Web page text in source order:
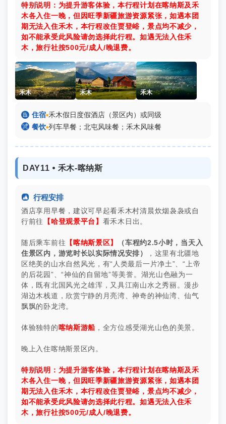
特别说明：为提升游客体验，本行程计划在喀纳斯及禾
木各入住一晚，但因旺季新疆旅游资源紧张，如遇本团
期无法入住禾木，本行程改住贾登峪，景点均不减少，
如不能承受此风险请勿选择此行程。如遇无法入住禾
木，旅行社按500元/成人/晚退费。
禾木 禾木 禾木
 住宿▪禾木假日度假酒店（景区内）或同级
 餐饮▪列车早餐；北屯风味餐；禾木风味餐
DAY11 ⦁ 禾木-喀纳斯
 行程安排
酒店享用早餐，建议可早起看禾木村清晨炊烟袅袅或自
行前往
【哈登观景平台】 看禾木日出。
随后乘车前往 【喀纳斯景区】
（车程约2.5小时，当天入
住景区内，游览时长以实际情况安排）
，这里有北疆地
区绝美的山水自然风光，有“人类最后一片净土”、“上帝
的后花园”、“神仙的自留地”等美誉。湖光山色融为一
体，既有北国风光之雄浑，又具江南山水之秀丽。漫步
湖边木栈道，欣赏宁静的月亮湾、神奇的神仙湾、仙气
飘飘的卧龙湾。
体验独特的喀纳斯游船 ，全方位感受湖光山色的美景。
晚上入住喀纳斯景区内。
特别说明：为提升游客体验，本行程计划在喀纳斯及禾
木各入住一晚，但因旺季新疆旅游资源紧张，如遇本团
期无法入住禾木，本行程改住贾登峪，景点均不减少，
如不能承受此风险请勿选择此行程。如遇无法入住禾
木，旅行社按500元/成人/晚退费。